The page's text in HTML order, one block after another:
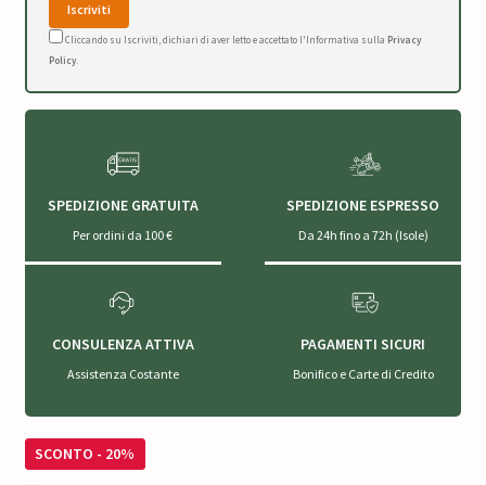
Cliccando su Iscriviti, dichiari di aver letto e accettato l'Informativa sulla Privacy
Policy.
SPEDIZIONE GRATUITA
Per ordini da 100 €
SPEDIZIONE ESPRESSO
Da 24h fino a 72h (Isole)
CONSULENZA ATTIVA
Assistenza Costante
PAGAMENTI SICURI
Bonifico e Carte di Credito
SCONTO - 20%